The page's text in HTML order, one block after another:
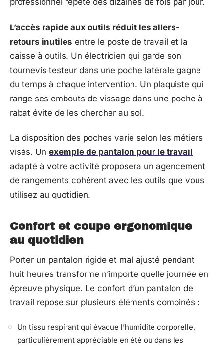
professionnel répète des dizaines de fois par jour.
L’accès rapide aux outils réduit les allers-
retours inutiles entre le poste de travail et la
caisse à outils. Un électricien qui garde son
tournevis testeur dans une poche latérale gagne
du temps à chaque intervention. Un plaquiste qui
range ses embouts de vissage dans une poche à
rabat évite de les chercher au sol.
La disposition des poches varie selon les métiers
visés. Un exemple de pantalon pour le travail
adapté à votre activité proposera un agencement
de rangements cohérent avec les outils que vous
utilisez au quotidien.
Confort et coupe ergonomique
au quotidien
Porter un pantalon rigide et mal ajusté pendant
huit heures transforme n’importe quelle journée en
épreuve physique. Le confort d’un pantalon de
travail repose sur plusieurs éléments combinés :
Un tissu respirant qui évacue l’humidité corporelle,
particulièrement appréciable en été ou dans les